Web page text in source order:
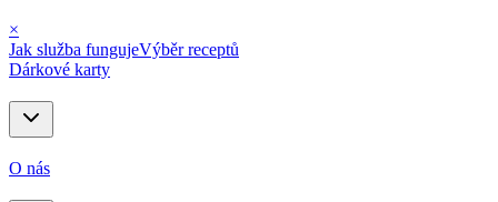
×
Jak služba fungujeVýběr receptů
Dárkové karty
O nás